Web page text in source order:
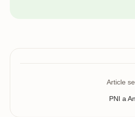
Article
PNI a